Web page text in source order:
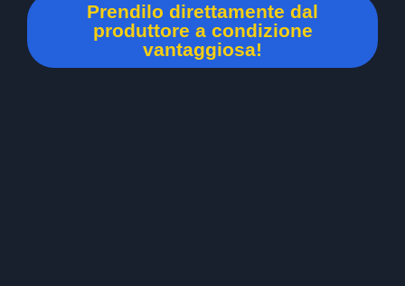
Prendilo direttamente dal
produttore a condizione
vantaggiosa!